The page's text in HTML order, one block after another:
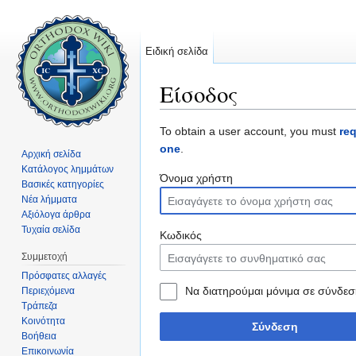
Είσοδος
To obtain a user account, you must
one.
Όνομα χρήστη
Κωδικός
Να διατηρούμαι μόνιμα σε
Σύνδεση
Ειδική σελίδα
Αρχική σελίδα
Κατάλογος λημμάτων
Βασικές κατηγορίες
Νέα λήμματα
Αξιόλογα άρθρα
Τυχαία σελίδα
Συμμετοχή
Πρόσφατες αλλαγές
Περιεχόμενα
Τράπεζα
Κοινότητα
Βοήθεια
Επικοινωνία